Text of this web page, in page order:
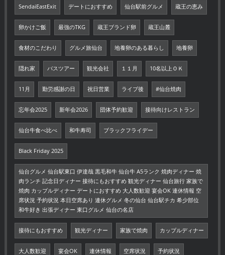
SendaiEastExit デートにおすすめ 仙台駅前グルメ 蔵王の恵み
卵かけご飯 最強のTKG 蔵王ブランド卵 蔵王山麓
食材のこだわり グルメ旅仙台 地養卵のある暮らし 地養卵
隠れ家 バスツアー 観光会社 １１月 10名以上ＯＫ
11月 勤労感謝の日 祝日営業 ライブ後 #仙台焼肉
忘年会2025 新年会2026 団体予約歓迎 接待向けレストラン
仙台牛食べ比べ 和牛寿司 ブラックフライデー
Black Friday 2025
仙台グルメ 仙台駅東口 伊達哉 黒毛和牛 仙台牛 A5ランク 焼肉ディナー 焼
肉ランチ 記念日ディナー 接待にもおすすめ 観光ディナー 仙台旅行 家族で
焼肉 カップルディナー デートにおすすめ 大人数歓迎 宴会OK 連休情報 空
席状況 予約状況 本日空席あり 連休グルメ 冬の仙台 仙台駅チカ 希少部位
和牛好き 出張ディナー 東口グルメ 仙台の名店
接待にもおすすめ 観光ディナー 家族で焼肉 カップルディナー
大人数歓迎 宴会OK 連休情報 空席状況 予約状況